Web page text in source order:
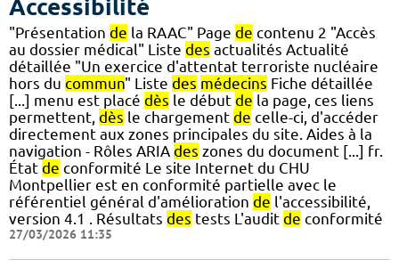
Accessibilité
"Présentation de la RAAC" Page de contenu 2 "Accès
au dossier médical" Liste des actualités Actualité
détaillée "Un exercice d'attentat terroriste nucléaire
hors du commun" Liste des médecins Fiche détaillée
[...] menu est placé dès le début de la page, ces liens
permettent, dès le chargement de celle-ci, d'accéder
directement aux zones principales du site. Aides à la
navigation - Rôles ARIA des zones du document [...] fr.
État de conformité Le site Internet du CHU
Montpellier est en conformité partielle avec le
référentiel général d'amélioration de l'accessibilité,
version 4.1 . Résultats des tests L'audit de conformité
27/03/2026 11:35